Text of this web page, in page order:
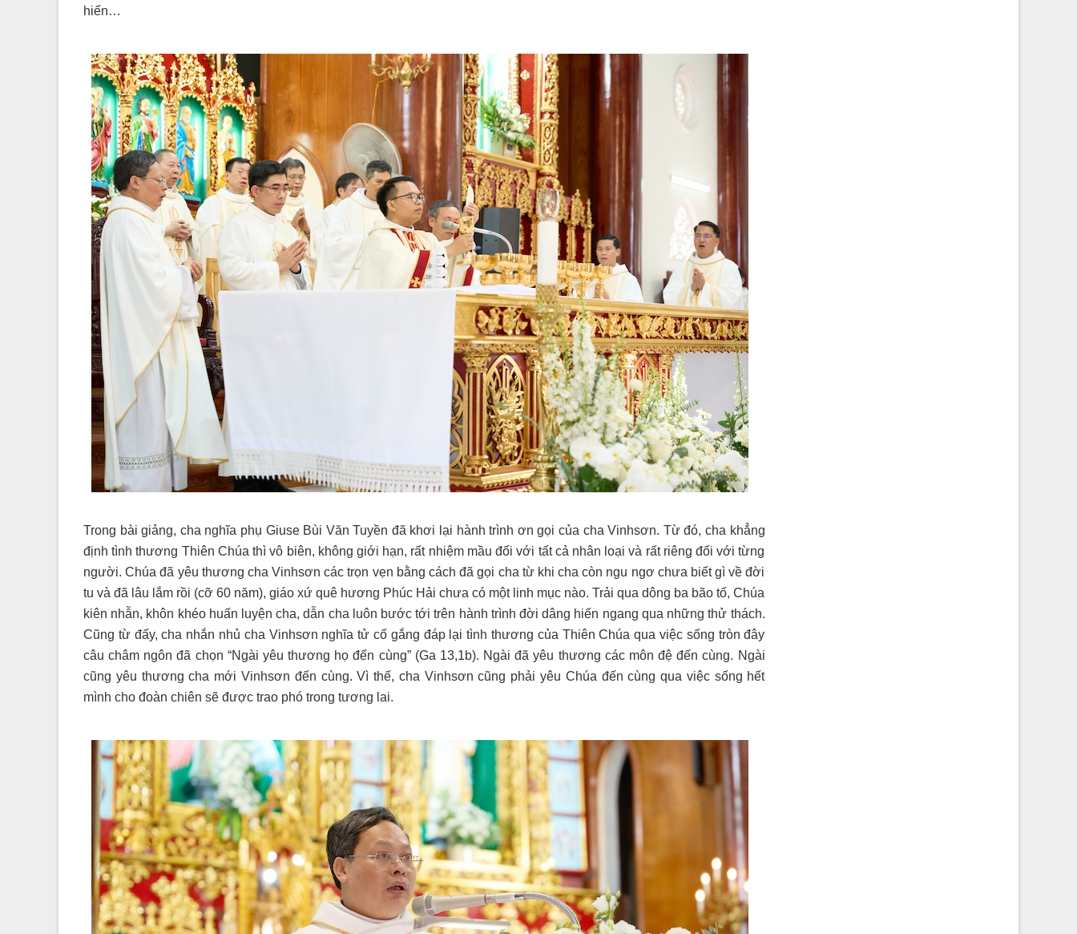
hiến…
Trong bài giảng, cha nghĩa phụ Giuse Bùi Văn Tuyền đã khơi lại hành trình ơn gọi của cha Vinhsơn. Từ đó, cha khẳng
định tình thương Thiên Chúa thì vô biên, không giới hạn, rất nhiệm mầu đối với tất cả nhân loại và rất riêng đối với từng
người. Chúa đã yêu thương cha Vinhsơn các trọn vẹn bằng cách đã gọi cha từ khi cha còn ngu ngơ chưa biết gì về đời
tu và đã lâu lắm rồi (cỡ 60 năm), giáo xứ quê hương Phúc Hải chưa có một linh mục nào. Trải qua dông ba bão tố, Chúa
kiên nhẫn, khôn khéo huấn luyện cha, dẫn cha luôn bước tới trên hành trình đời dâng hiến ngang qua những thử thách.
Cũng từ đấy, cha nhắn nhủ cha Vinhsơn nghĩa tử cố gắng đáp lại tình thương của Thiên Chúa qua việc sống tròn đây
câu châm ngôn đã chọn “Ngài yêu thương họ đến cùng” (Ga 13,1b). Ngài đã yêu thương các môn đệ đến cùng. Ngài
cũng yêu thương cha mới Vinhsơn đến cùng. Vì thế, cha Vinhsơn cũng phải yêu Chúa đến cùng qua việc sống hết
mình cho đoàn chiên sẽ được trao phó trong tương lai.